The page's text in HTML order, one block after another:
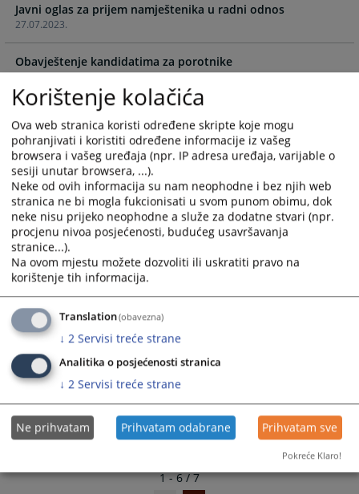
forward
to
interact
with
calendar
select
a
date.
Press
the
question
mark
key
to
get
the
keyboard
shortcuts
for
changing
forward
interact
with
calendar
select
a
date.
Press
the
question
mark
key
get
the
keyboard
shortcuts
for
changing
27.07.2023.
Javni oglas za prijem namještenika u radni odnos
24.09.2021.
Obavještenje kandidatima za porotnike
15.12.2020.
Javni oglas za prijem u radni odnos na određeno vrijeme u
okviru IPA projekta
10.11.2020.
Javni oglas za prijem u radni odnos
24.09.2020.
Javni oglas za prijem u radni odnos
Konkurs
1 - 6 / 7
Korištenje kolačića
Ova web stranica koristi određene skripte koje mogu
pohranjivati i koristiti određene informacije iz vašeg
browsera i vašeg uređaja (npr. IP adresa uređaja, varijable o
sesiji unutar browsera, ...).
Neke od ovih informacija su nam neophodne i bez njih web
stranica ne bi mogla fukcionisati u svom punom obimu, dok
neke nisu prijeko neophodne a služe za dodatne stvari (npr.
procjenu nivoa posjećenosti, budućeg usavršavanja
stranice...).
Na ovom mjestu možete dozvoliti ili uskratiti pravo na
korištenje tih informacija.
Translation(obavezna)
↓ 2 Servisi treće strane
Analitika o posjećenosti stranica
↓ 2 Servisi treće strane
Ne prihvatam Prihvatam odabrane Prihvatam sve
Pokreće Klaro!